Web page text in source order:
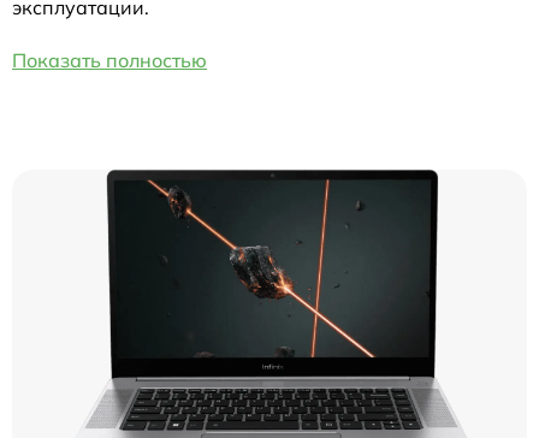
эксплуатации.
Показать полностью